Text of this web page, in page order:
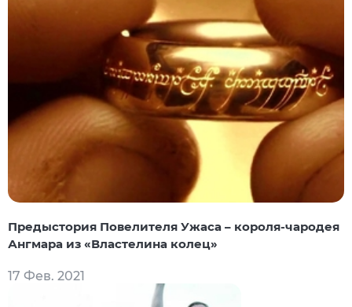
Предыстория Повелителя Ужаса – короля-чародея
Ангмара из «Властелина колец»
17 Фев. 2021